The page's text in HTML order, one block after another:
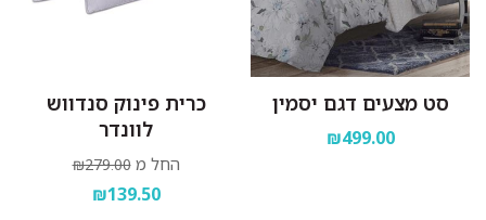
סט מצעים דגם יסמין
₪499.00
כרית פינוק סנדווש
לוונדר
החל מ ₪279.00
₪139.50